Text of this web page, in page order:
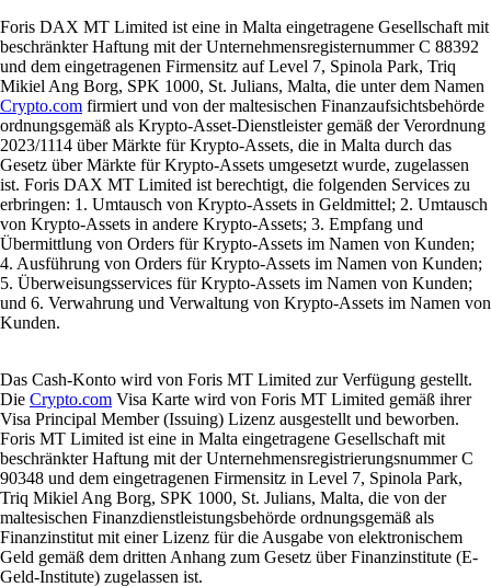
Foris DAX MT Limited ist eine in Malta eingetragene Gesellschaft mit
beschränkter Haftung mit der Unternehmensregisternummer C 88392
und dem eingetragenen Firmensitz auf Level 7, Spinola Park, Triq
Mikiel Ang Borg, SPK 1000, St. Julians, Malta, die unter dem Namen
Crypto.com firmiert und von der maltesischen Finanzaufsichtsbehörde
ordnungsgemäß als Krypto-Asset-Dienstleister gemäß der Verordnung
2023/1114 über Märkte für Krypto-Assets, die in Malta durch das
Gesetz über Märkte für Krypto-Assets umgesetzt wurde, zugelassen
ist. Foris DAX MT Limited ist berechtigt, die folgenden Services zu
erbringen: 1. Umtausch von Krypto-Assets in Geldmittel; 2. Umtausch
von Krypto-Assets in andere Krypto-Assets; 3. Empfang und
Übermittlung von Orders für Krypto-Assets im Namen von Kunden;
4. Ausführung von Orders für Krypto-Assets im Namen von Kunden;
5. Überweisungsservices für Krypto-Assets im Namen von Kunden;
und 6. Verwahrung und Verwaltung von Krypto-Assets im Namen von
Kunden.
Das Cash-Konto wird von Foris MT Limited zur Verfügung gestellt.
Die Crypto.com Visa Karte wird von Foris MT Limited gemäß ihrer
Visa Principal Member (Issuing) Lizenz ausgestellt und beworben.
Foris MT Limited ist eine in Malta eingetragene Gesellschaft mit
beschränkter Haftung mit der Unternehmensregistrierungsnummer C
90348 und dem eingetragenen Firmensitz in Level 7, Spinola Park,
Triq Mikiel Ang Borg, SPK 1000, St. Julians, Malta, die von der
maltesischen Finanzdienstleistungsbehörde ordnungsgemäß als
Finanzinstitut mit einer Lizenz für die Ausgabe von elektronischem
Geld gemäß dem dritten Anhang zum Gesetz über Finanzinstitute (E-
Geld-Institute) zugelassen ist.